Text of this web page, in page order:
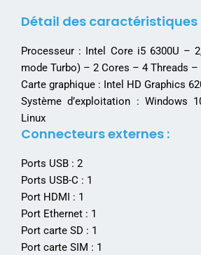
Détail des caractéristiques
Processeur : Intel Core i5 6300U –
mode Turbo) – 2 Cores – 4 Threads
Carte graphique : Intel HD Graphics
Système d’exploitation : Windows
Linux
Connecteurs externes :
Ports USB : 2
Ports USB-C : 1
Port HDMI : 1
Port Ethernet : 1
Port carte SD : 1
Port carte SIM : 1